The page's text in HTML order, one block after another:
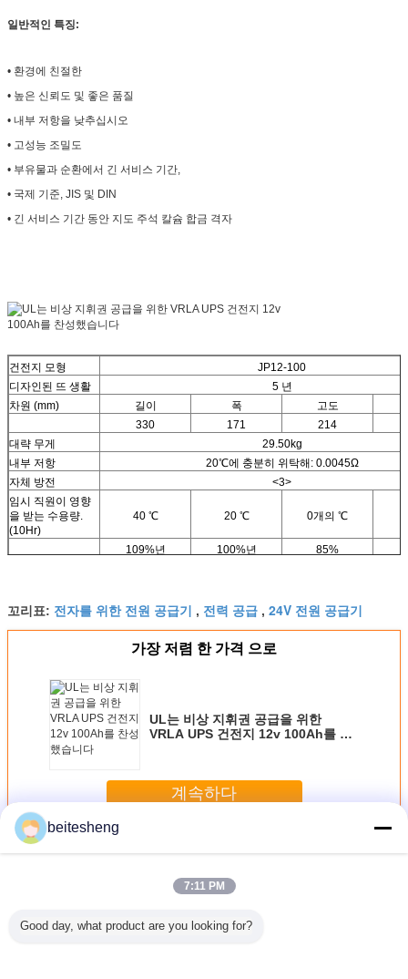
일반적인 특징:
• 환경에 친절한
• 높은 신뢰도 및 좋은 품질
• 내부 저항을 낮추십시오
• 고성능 조밀도
• 부유물과 순환에서 긴 서비스 기간,
• 국제 기준, JIS 및 DIN
• 긴 서비스 기간 동안 지도 주석 칼슘 합금 격자
건전지 모형
JP12-100
디자인된 뜨 생활
5 년
차원 (mm)
길이 폭 고도
330
171
214
대략 무게
29.50kg
내부 저항
20℃에 충분히 위탁해: 0.0045Ω
자체 방전
<3>
임시 직원이 영향
을 받는 수용량.
(10Hr)
40 ℃ 20 ℃ 0개의 ℃
109%년 100%년 85%
꼬리표: 전자를 위한 전원 공급기 , 전력 공급 , 24V 전원 공급기
가장 저렴 한 가격 으로
UL는 비상 지휘권 공급을 위한
VRLA UPS 건전지 12v 100Ah를 찬
계속하다
더 많은 것
beitesheng
7:11 PM
Good day, what product are you looking for?